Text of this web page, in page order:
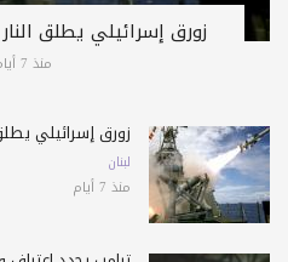
زورق إسرائيلي يطلق
منذ 7 أيام
زورق إسرائيلي
لبنان
منذ 7 أيام